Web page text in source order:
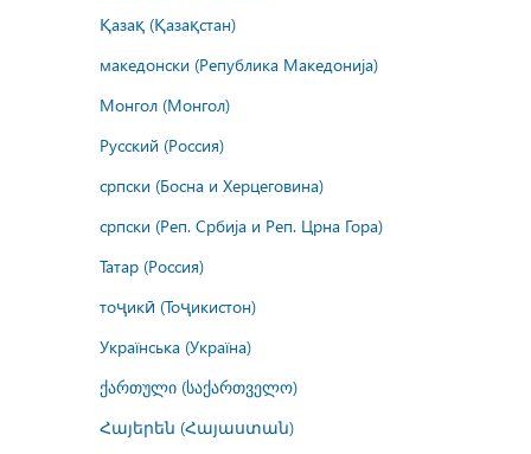
Қазақ (Қазақстан)
македонски (Република Македонија)
Монгол (Монгол)
Русский (Россия)
српски (Босна и Херцеговина)
српски (Реп. Србија и Реп. Црна Гора)
Татар (Россия)
тоҷикӣ (Тоҷикистон)
Українська (Україна)
ქართული (საქართველო)
Հայերեն (Հայաստան)